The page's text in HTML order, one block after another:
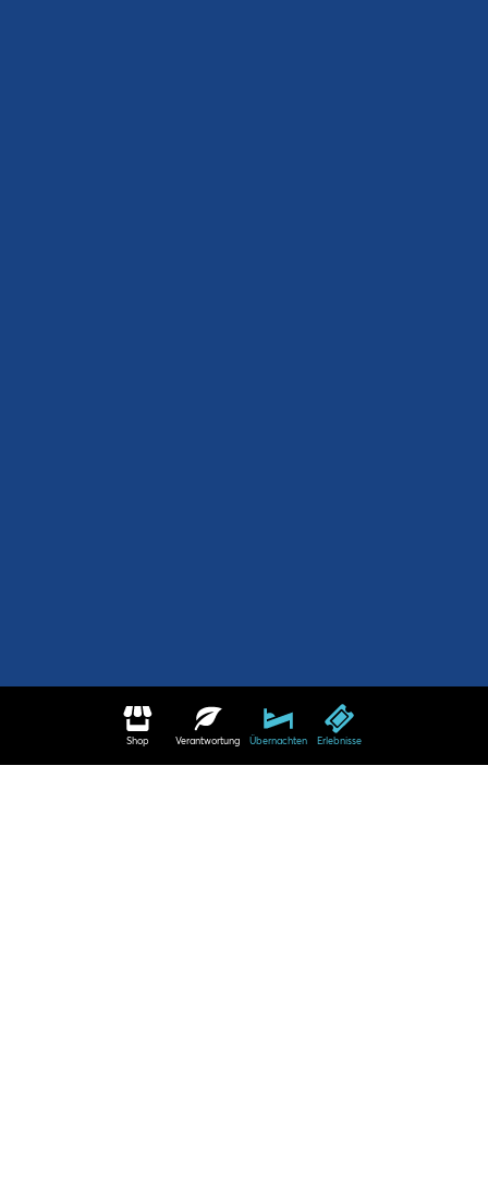
Shop Verantwortung Übernachten Erlebnisse